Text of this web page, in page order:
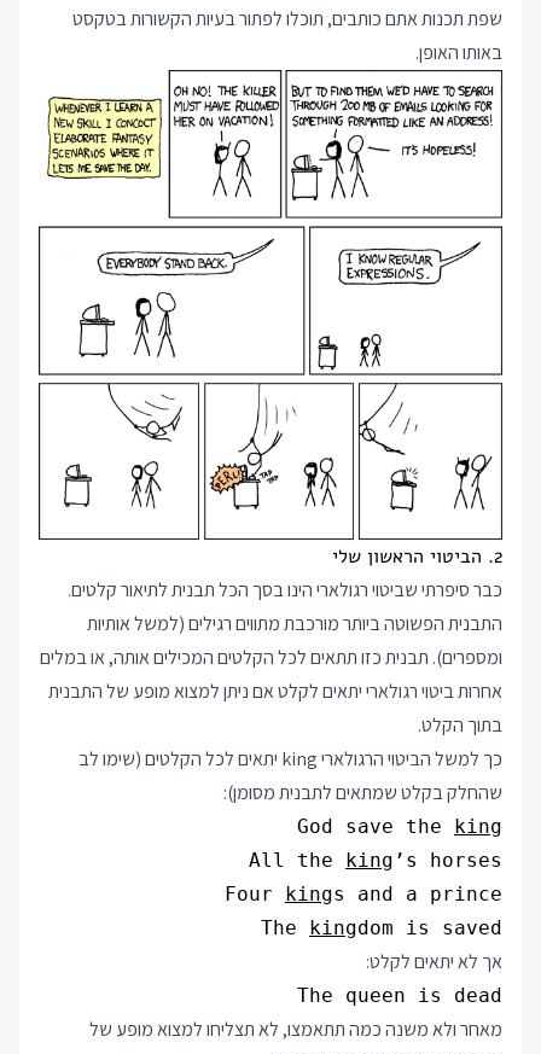
שפת תכנות אתם כותבים, תוכלו לפתור בעיות הקשורות בטקסט
באותו האופן.
2. הביטוי הראשון שלי
כבר סיפרתי שביטוי רגולארי הינו בסך הכל תבנית לתיאור קלטים.
התבנית הפשוטה ביותר מורכבת מתווים רגילים (למשל אותיות
ומספרים). תבנית כזו תתאים לכל הקלטים המכילים אותה, או במלים
אחרות ביטוי רגולארי יתאים לקלט אם ניתן למצוא מופע של התבנית
בתוך הקלט.
כך למשל הביטוי הרגולארי king יתאים לכל הקלטים (שימו לב
שהחלק בקלט שמתאים לתבנית מסומן):
God save the king
All the king
Four king
The kingdom is saved
אך לא יתאים לקלט:
The queen is dead
מאחר ולא משנה כמה תתאמצו, לא תצליחו למצוא מופע של